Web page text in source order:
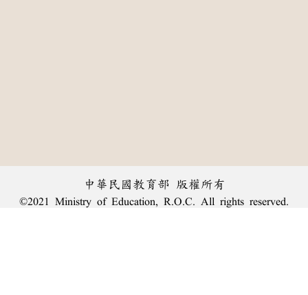
中華民國教育部 版權所有
©2021 Ministry of Education, R.O.C. All rights reserved.